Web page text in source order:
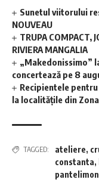
Sunetul viitorului
NOUVEAU
TRUPA COMPACT,
RIVIERA MANGALIA
„Makedonissimo”
concertează pe 8
Recipientele
la localitățile din Zona
TAGGED: ateliere,
constanta,
pantelimon